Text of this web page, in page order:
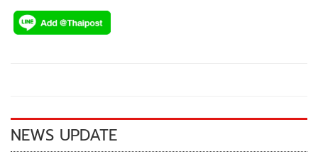
ac
e
k
wi
tt
o
p
k
NEWS UPDATE